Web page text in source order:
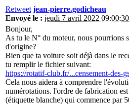
Retweet jean-pierre.godicheau
Envoyé le : jeudi 7 avril 2022
Bonjour,
As tu le N° du moteur, nous pourrions
d'origine?
Bien que ta voiture soit déjà dans le
tu remplir le fichier suivant:
https://rotatif-club.fr/...censement-des-
Cela nous aidera à comprendre
numérotations. l'ordre de fabrication
(étiquette blanche) qui commence par